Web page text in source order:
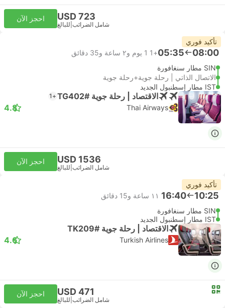
USD 723
شامل الضرائب للبالغ
احجز الآن
تأكيد فوري
08:00
05:35
+1
1 يوم و٢ ساعة و‫35 دقائق
SIN مطار سنغافورة
الاتصال الذاتي | رحلة جوية+رحلة جوية
IST مطار إسطنبول الجديد
الاقتصاد | رحلة جوية #TG402 +1
Thai Airways
4.8
USD 1536
شامل الضرائب للبالغ
احجز الآن
تأكيد فوري
10:25
16:40 ١١ ساعة و‫15 دقائق
SIN مطار سنغافورة
IST مطار إسطنبول الجديد
الاقتصاد | رحلة جوية #TK209
Turkish Airlines
4.6
USD 471
شامل الضرائب للبالغ
احجز الآن